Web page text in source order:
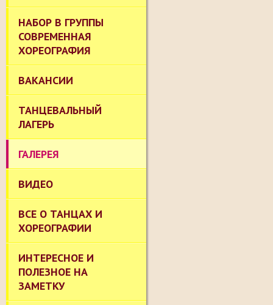
НАБОР В ГРУППЫ
СОВРЕМЕННАЯ
ХОРЕОГРАФИЯ
ВАКАНСИИ
ТАНЦЕВАЛЬНЫЙ
ЛАГЕРЬ
ГАЛЕРЕЯ
ВИДЕО
ВСЕ О ТАНЦАХ И
ХОРЕОГРАФИИ
ИНТЕРЕСНОЕ И
ПОЛЕЗНОЕ НА
ЗАМЕТКУ